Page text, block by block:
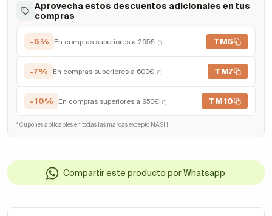
Aprovecha estos descuentos adicionales en tus
compras
-5% En compras superiores a 295€ (*) TM5
-7% En compras superiores a 600€ (*) TM7
-10% En compras superiores a 950€ (*) TM10
* Cupones aplicables en todas las marcas excepto NASHI.
Compartir este producto por Whatsapp